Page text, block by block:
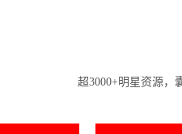
超3000+明星资源，